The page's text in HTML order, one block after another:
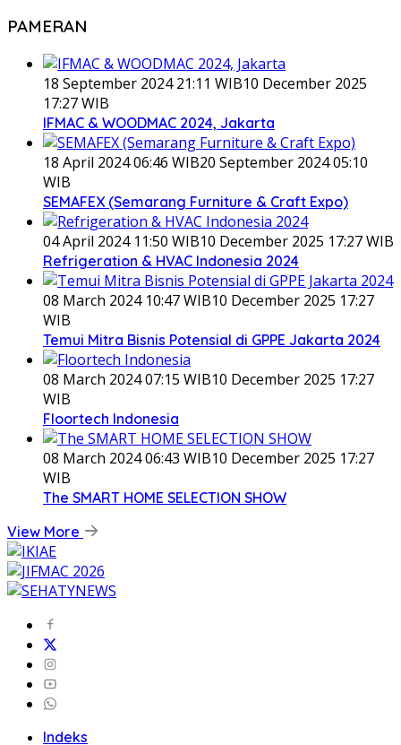
PAMERAN
18 September 2024 21:11 WIB10 December 2025
17:27 WIB
IFMAC & WOODMAC 2024, Jakarta
18 April 2024 06:46 WIB20 September 2024 05:10
WIB
SEMAFEX (Semarang Furniture & Craft Expo)
04 April 2024 11:50 WIB10 December 2025 17:27 WIB
Refrigeration & HVAC Indonesia 2024
08 March 2024 10:47 WIB10 December 2025 17:27
WIB
Temui Mitra Bisnis Potensial di GPPE Jakarta 2024
08 March 2024 07:15 WIB10 December 2025 17:27
WIB
Floortech Indonesia
08 March 2024 06:43 WIB10 December 2025 17:27
WIB
The SMART HOME SELECTION SHOW
View More
Indeks